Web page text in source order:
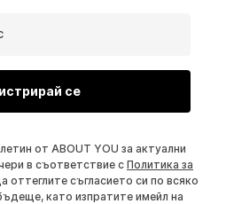
се
от ABOUT YOU за актуални
в съответствие с Политика за
оттеглите съгласието си по всяко
като изпратите имейл на